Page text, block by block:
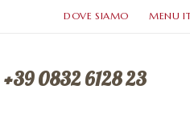
DOVE SIAMO MENU
0832 6128 23